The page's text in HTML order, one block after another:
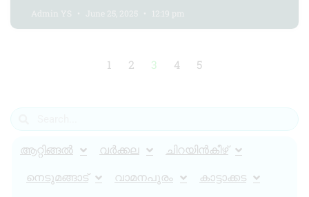
Admin YS June 25, 2025 12:19 pm
1 2 3 4 5
ആറ്റിങ്ങൽ വർക്കല ചിറയിൻകീഴ്
നെടുമങ്ങാട് വാമനപുരം കാട്ടാക്കട